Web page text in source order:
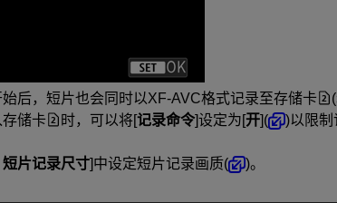
后，短片也会同时以XF-AVC格式记录至存储卡
储卡
时，可以将[记录命令]设定为[开](
)以限制
短片记录尺寸]中设定短片记录画质( )。